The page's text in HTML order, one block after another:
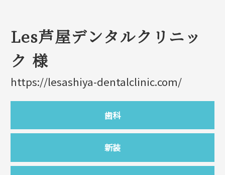
Les芦屋デンタルクリニッ
ク 様
https://lesashiya-dentalclinic.com/
歯科
新装